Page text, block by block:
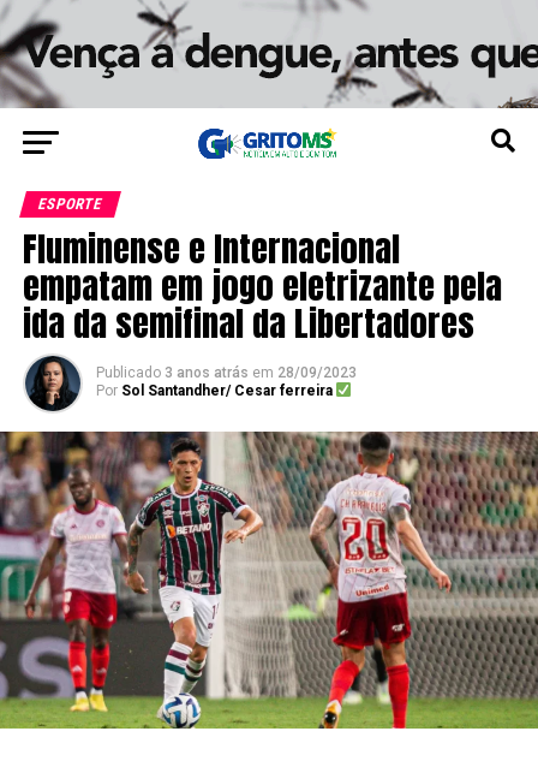
ESPORTE
Fluminense e Internacional
empatam em jogo eletrizante pela
ida da semifinal da Libertadores
Publicado 3 anos atrás em 28/09/2023
Por Sol Santandher/ Cesar ferreira